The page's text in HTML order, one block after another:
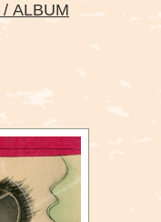
ALBUM